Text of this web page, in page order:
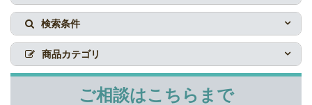
検索条件
商品カテゴリ
ご相談はこちらまで